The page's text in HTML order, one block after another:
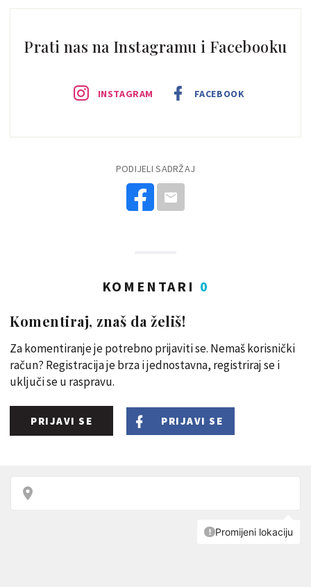
Prati nas na Instagramu i Facebooku
INSTAGRAM FACEBOOK
PODIJELI SADRŽAJ
KOMENTARI 0
Komentiraj, znaš da želiš!
Za komentiranje je potrebno prijaviti se. Nemaš korisnički
račun? Registracija je brza i jednostavna, registriraj se i
uključi se u raspravu.
PRIJAVI SE PRIJAVI SE